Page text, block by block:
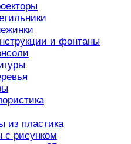
и фонтаны
из пластика
с рисунком